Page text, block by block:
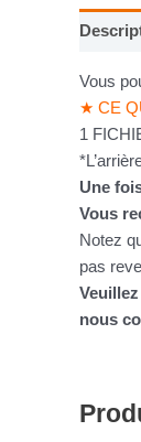
Vous
★ CE
1
Une
Vous
Notez
pas
nous